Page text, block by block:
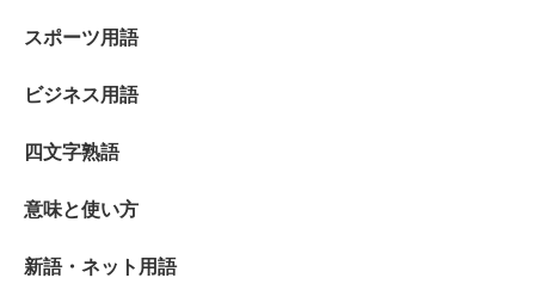
スポーツ用語
ビジネス用語
四文字熟語
意味と使い方
新語・ネット用語